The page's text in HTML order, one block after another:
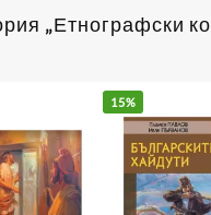
„Етнографски
15%